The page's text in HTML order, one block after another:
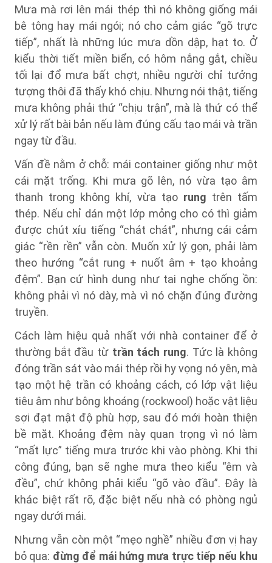
Mưa mà rơi lên mái thép thì nó không giống mái
bê tông hay mái ngói; nó cho cảm giác “gõ trực
tiếp”, nhất là những lúc mưa dồn dập, hạt to. Ở
kiểu thời tiết miền biển, có hôm nắng gắt, chiều
tối lại đổ mưa bất chợt, nhiều người chỉ tưởng
tượng thôi đã thấy khó chịu. Nhưng nói thật, tiếng
mưa không phải thứ “chịu trận”, mà là thứ có thể
xử lý rất bài bản nếu làm đúng cấu tạo mái và trần
ngay từ đầu.
Vấn đề nằm ở chỗ: mái container giống như một
cái mặt trống. Khi mưa gõ lên, nó vừa tạo âm
thanh trong không khí, vừa tạo rung trên tấm
thép. Nếu chỉ dán một lớp mỏng cho có thì giảm
được chút xíu tiếng “chát chát”, nhưng cái cảm
giác “rền rền” vẫn còn. Muốn xử lý gọn, phải làm
theo hướng “cắt rung + nuốt âm + tạo khoảng
đệm”. Bạn cứ hình dung như tai nghe chống ồn:
không phải vì nó dày, mà vì nó chặn đúng đường
truyền.
Cách làm hiệu quả nhất với nhà container để ở
thường bắt đầu từ trần tách rung. Tức là không
đóng trần sát vào mái thép rồi hy vọng nó yên, mà
tạo một hệ trần có khoảng cách, có lớp vật liệu
tiêu âm như bông khoáng (rockwool) hoặc vật liệu
sợi đạt mật độ phù hợp, sau đó mới hoàn thiện
bề mặt. Khoảng đệm này quan trọng vì nó làm
“mất lực” tiếng mưa trước khi vào phòng. Khi thi
công đúng, bạn sẽ nghe mưa theo kiểu “êm và
đều”, chứ không phải kiểu “gõ vào đầu”. Đây là
khác biệt rất rõ, đặc biệt nếu nhà có phòng ngủ
ngay dưới mái.
Nhưng vẫn còn một “mẹo nghề” nhiều đơn vị hay
bỏ qua: đừng để mái hứng mưa trực tiếp nếu khu